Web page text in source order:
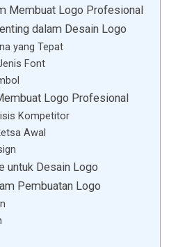
Membuat Logo Profesional
dalam Desain Logo
yang Tepat
Font
Logo Profesional
Kompetitor
Awal
untuk Desain Logo
Pembuatan Logo